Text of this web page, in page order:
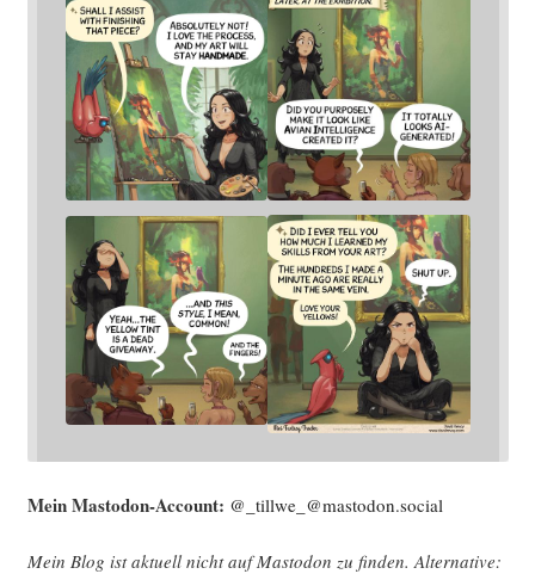
Mein Mast­o­don-Account: @_tillwe_@mastodon.social
Mein Blog ist aktu­ell nicht auf Mast­o­don zu fin­den. Alter­na­ti­ve: